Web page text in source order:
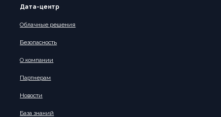
Дата-центр
Облачные решения
Безопасность
О компании
Партнерам
Новости
База знаний